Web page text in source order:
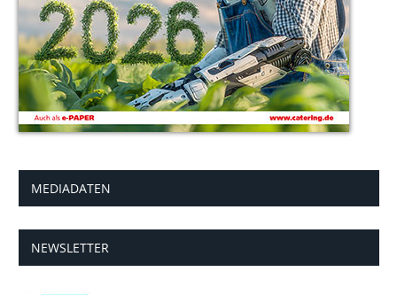
MEDIADATEN
NEWSLETTER